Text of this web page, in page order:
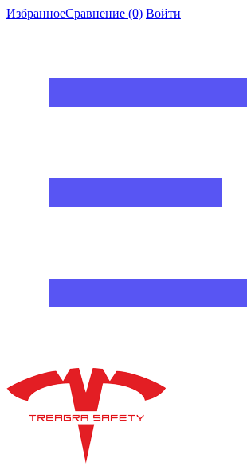
ИзбранноеСравнение (0) Войти